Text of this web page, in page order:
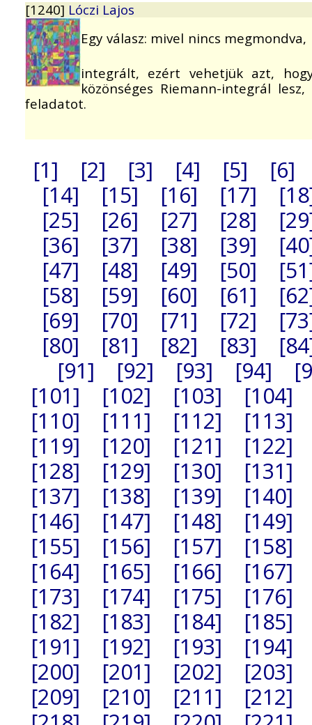
[1240] Lóczi Lajos
Egy válasz: mivel nincs
integrált, ezért vehetjük azt,
közönséges Riemann-integrál
feladatot.
[1] [2] [3] [4] [5]
[6]
[14]
[15] [16] [17]
[25]
[26] [27] [28]
[36]
[37] [38] [39]
[47]
[48] [49] [50]
[58]
[59] [60] [61]
[69]
[70] [71] [72]
[80]
[81] [82] [83]
[91]
[92] [93] [94]
[101]
[102] [103]
[104]
[110]
[111] [112]
[113]
[119]
[120] [121]
[122]
[128]
[129] [130]
[131]
[137]
[138] [139]
[140]
[146]
[147] [148]
[149]
[155]
[156] [157]
[158]
[164]
[165] [166]
[167]
[173]
[174] [175]
[176]
[182]
[183] [184]
[185]
[191]
[192] [193]
[194]
[200]
[201] [202]
[203]
[209]
[210] [211]
[212]